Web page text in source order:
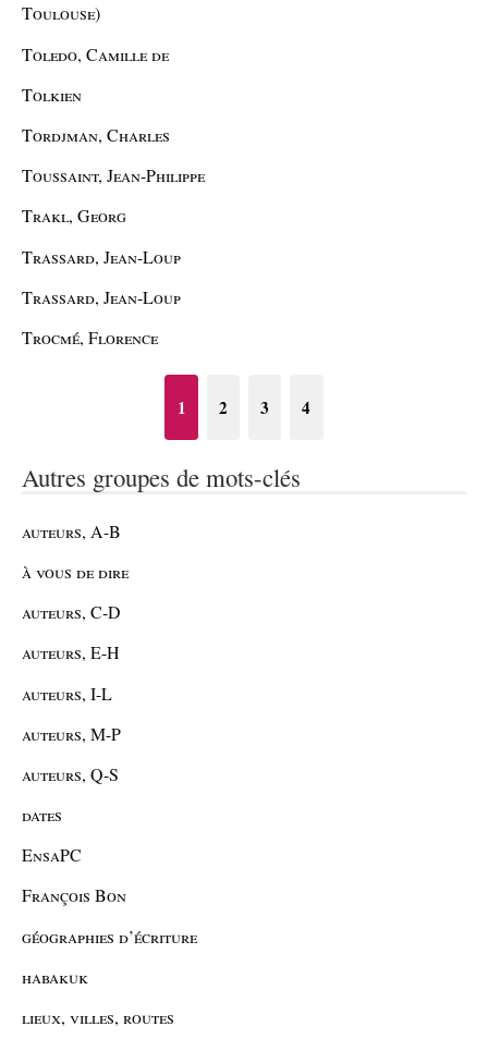
Toulouse)
Toledo, Camille de
Tolkien
Tordjman, Charles
Toussaint, Jean-Philippe
Trakl, Georg
Trassard, Jean-Loup
Trassard, Jean-Loup
Trocmé, Florence
1 2 3 4
Autres groupes de mots-clés
auteurs, A-B
à vous de dire
auteurs, C-D
auteurs, E-H
auteurs, I-L
auteurs, M-P
auteurs, Q-S
dates
EnsaPC
François Bon
géographies d’écriture
habakuk
lieux, villes, routes